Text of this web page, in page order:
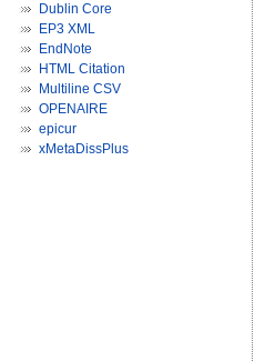
Dublin Core
EP3 XML
EndNote
HTML Citation
Multiline CSV
OPENAIRE
epicur
xMetaDissPlus